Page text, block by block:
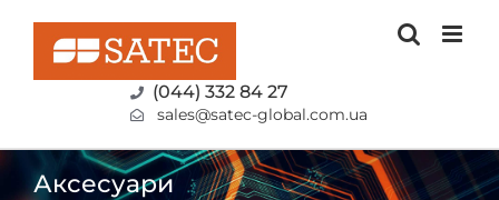
content
(044) 332 84 27
sales@satec-global.com.ua
Аксесуари